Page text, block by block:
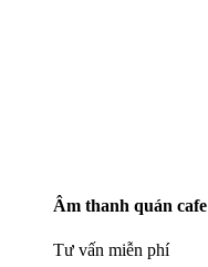
Âm thanh quán cafe
Tư vấn miễn phí